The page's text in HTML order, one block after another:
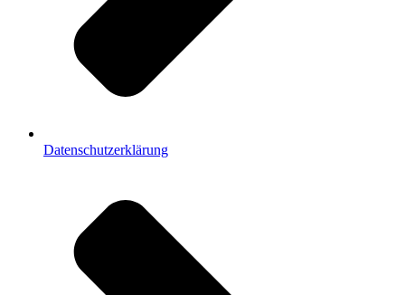
Datenschutzerklärung